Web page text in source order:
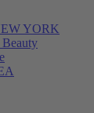
YORK
Beauty